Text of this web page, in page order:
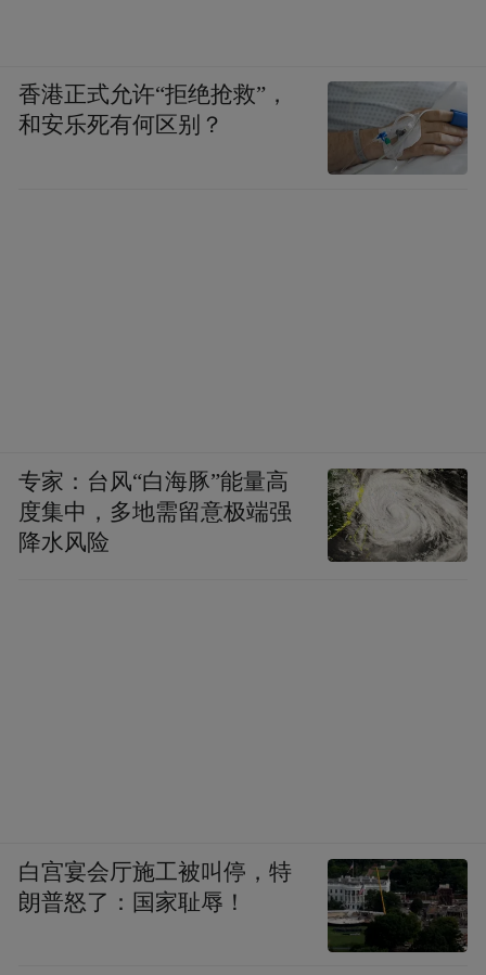
香港正式允许“拒绝抢救”，
和安乐死有何区别？
专家：台风“白海豚”能量高
度集中，多地需留意极端强
降水风险
白宫宴会厅施工被叫停，特
朗普怒了：国家耻辱！